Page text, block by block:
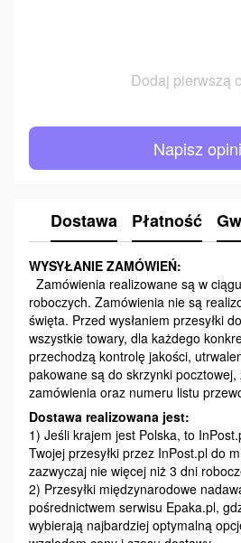
Dodaj pierwszą
Napisz
Dostawa Płatność
WYSYŁANIE ZAMÓWIEŃ:
Zamówienia realizowane są w
roboczych. Zamówienia nie są
święta. Przed wysłaniem przesyłki
wszystkie towary, dla każdego
przechodzą kontrolę jakości,
pakowane są do skrzynki
zamówienia oraz numeru listu
Dostawa realizowana jest:
1) Jeśli krajem jest Polska, to
Twojej przesyłki przez InPost.pl do
zazwyczaj nie więcej niż 3 dni
2) Przesyłki międzynarodowe
pośrednictwem serwisu Epaka.pl,
wybierają najbardziej optymalną